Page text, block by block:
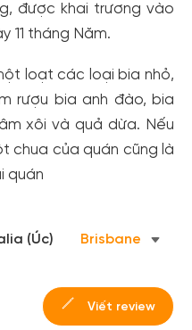
được khai trương vào
11 tháng Năm.
loạt các loại bia nhỏ,
rượu bia anh đào, bia
xôi và quả dừa. Nếu
chua của quán cũng là
quán
(Úc) Brisbane
Viết review
đối tác của Gody.vn dành
đồng.
bằng
nhập Google